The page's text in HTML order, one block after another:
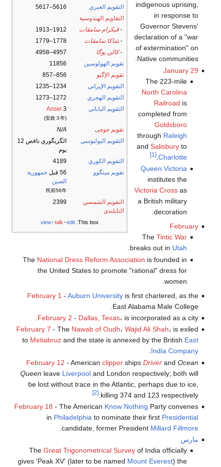
التقويم العبري
5616–5617
التقاويم الهندوسية
- ڤيكرام سامڤات
1912–1913
-شاكا سامڤات
1778–1779
-كالي يوگا
4957–4958
تقويم الهولوسين
11856
تقويم الإگبو
856–857
التقويم الإيراني
1234–1235
التقويم الهجري
1272–1273
التقويم الياباني
Ansei 3
(安政３年)
تقويم جوچى
N/A
التقويم اليوليوسي
الگريگوري ناقص 12
يوم
التقويم الكوري
4189
تقويم مينگوو
56 قبل
جمهورية
الصين
民前56年
التقويم الشمسي
التايلندي
2399
This box:
view talk edit
indigenous uprising,
in response to
Governor Stevens'
declaration of a "war
of extermination" on
Native communities.
January 29
The 223-mile
North Carolina
Railroad is
completed from
Goldsboro
through Raleigh
andSalisbury to
Charlotte
.
[1]
Queen Victoria
institutes the
Victoria Cross as
a British military
decoration.
February
TheTintic War
breaks out in Utah
The National Dress Reform Association is founded in
the United States to promote "rational" dress for
women.
February 1 - Auburn Universityis first chartered, as the
East Alabama Male College.
February 2 - Dallas, Texas، is incorporated as a city.
February 7 - The Nawab of Oudh، Wajid Ali Shah، is exiled
to Metiabruzand the state is annexed by the British East
India Company
.
February 12 - American clipperships Driverand Ocean
Queen leave Liverpooland London respectively; both will
be lost without trace in the Atlantic, perhaps due to ice,
killing 374 and 123 respectively.
[2]
February 18 - The American Know Nothing Party convenes
in Philadelphia to nominate their first Presidential
candidate, former President Millard Fillmore
مارس
TheGreat Trigonometrical Survey of India officially
gives 'Peak XV' (later to be named Mount Everest) the